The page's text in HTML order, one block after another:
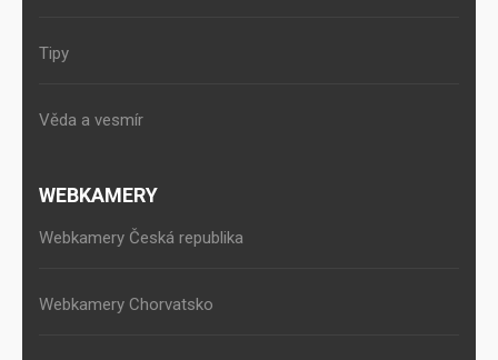
Tipy
Věda a vesmír
WEBKAMERY
Webkamery Česká republika
Webkamery Chorvatsko